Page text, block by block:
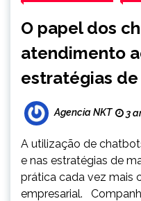
O papel dos
atendimento
estratégias
Agencia NKT 3
A utilização de
e nas estratégias de
prática cada vez mais
empresarial.